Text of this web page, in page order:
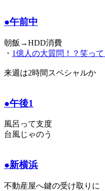
●午前中
朝飯→HDD消費
・ 1億人の大質問！？笑って
来週は2時間スペシャルか
●午後1
風呂って支度
台風じゃのう
●新横浜
不動産屋へ鍵の受け取りに